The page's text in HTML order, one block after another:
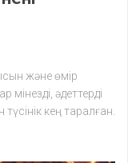
және өмір
мінезді, әдеттерді
кең таралған.